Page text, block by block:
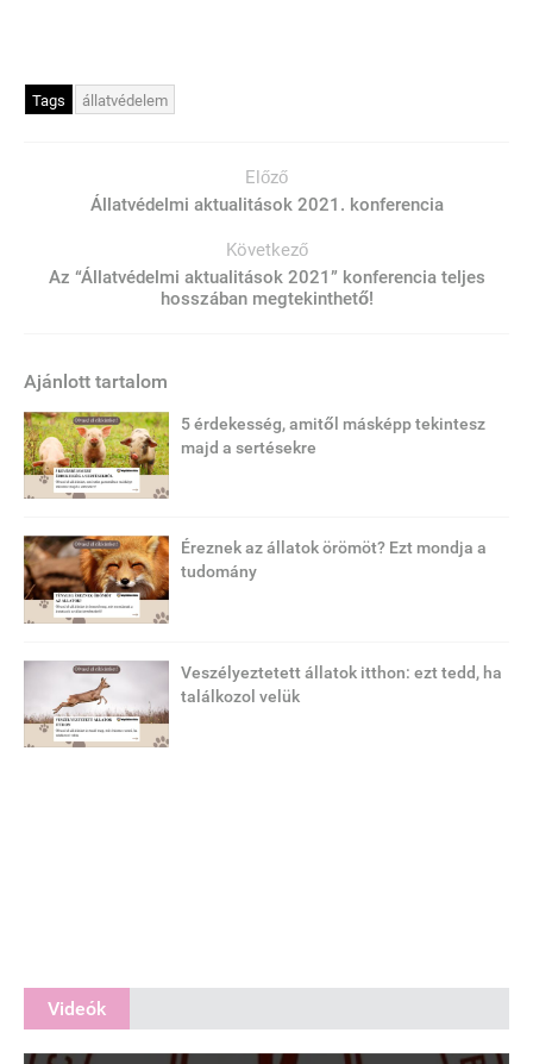
Tags állatvédelem
Előző
Állatvédelmi aktualitások 2021. konferencia
Következő
Az “Állatvédelmi aktualitások 2021” konferencia teljes
hosszában megtekinthető!
Ajánlott tartalom
5 érdekesség, amitől másképp tekintesz
majd a sertésekre
Éreznek az állatok örömöt? Ezt mondja a
tudomány
Veszélyeztetett állatok itthon: ezt tedd, ha
találkozol velük
Videók